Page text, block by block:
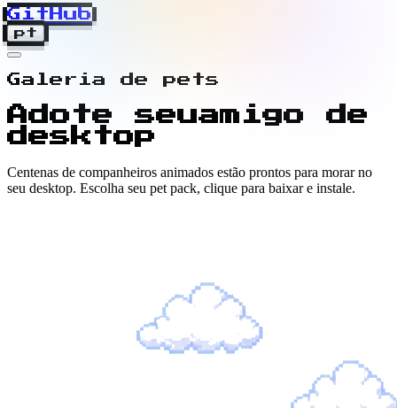
GitHub
pt
Galeria de pets
Adote seuamigo de
desktop
Centenas de companheiros animados estão prontos para morar no
seu desktop. Escolha seu pet pack, clique para baixar e instale.